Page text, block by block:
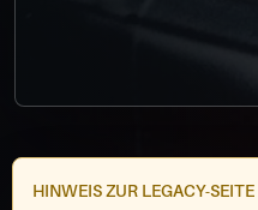
HINWEIS ZUR LEGACY-SEITE